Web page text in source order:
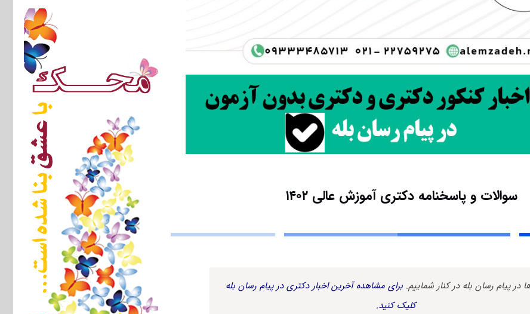
سوالات و پاسخنامه دکتری آموزش عالی ۱۴۰۲
در پیام رسان بله در کنار شماییم. برای مشاهده آخرین اخبار دکتری در پیام رسان بله
کلیک کنید.